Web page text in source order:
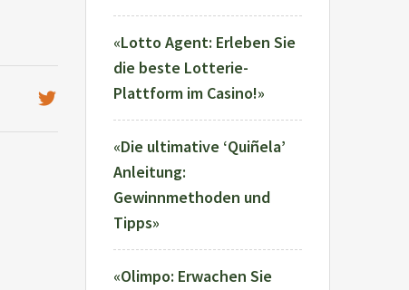
«Lotto Agent: Erleben Sie
die beste Lotterie-
Plattform im Casino!»
«Die ultimative ‘Quiñela’
Anleitung:
Gewinnmethoden und
Tipps»
«Olimpo: Erwachen Sie